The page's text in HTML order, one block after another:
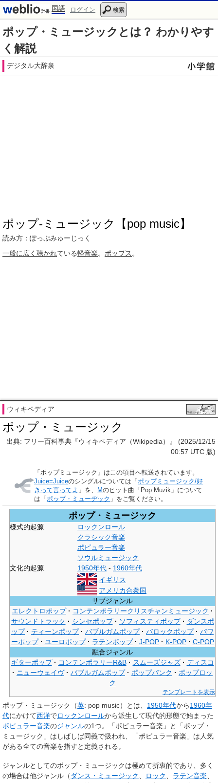
国語 ログイン 検索
ポップ・ミュージックとは？ わかりやす
く解説
デジタル大辞泉
ポップ‐ミュージック【pop music】
読み方：ぽっぷみゅーじっく
一般に広く 聴かれている軽音楽。 ポップス 。
ウィキペディア
ポップ・ミュージック
出典: フリー百科事典『ウィキペディア（Wikipedia）』 (2025/12/15
00:57 UTC 版)
「 ポップミュージック 」はこの項目へ転送されています。
Juice=Juiceのシングルについては「 ポップミュージック/好
きって言ってよ 」を、 Mのヒット曲「Pop Muzik」について
は「 ポップ・ミューヂック 」をご覧ください。
ポップ・ミュージック
様式的起源
ロックンロール
クラシック音楽
ポピュラー音楽
ソウルミュージック
文化的起源
1950年代 - 1960年代
イギリス
アメリカ合衆国
サブジャンル
エレクトロポップ
コンテンポラリークリスチャンミュージック
サウンドトラック
シンセポップ ソフィスティポップ
ダンスポ
ップ
ティーンポップ バブルガムポップ バロックポップ
パワ
ーポップ
ユーロポップ ラテンポップ J-POP K-POP
C-POP
融合ジャンル
ギターポップ
コンテンポラリーR&B スムーズジャズ
ディスコ
ニューウェイヴ
バブルガムポップ ポップパンク
ポップロッ
ク
テンプレートを表示
ポップ・ミュージック （英: pop music）とは、 1950年代から1960年
代にかけて西洋でロックンロールから派生して現代的形態で始まった
ポピュラー音楽のジャンルの1つ。「ポピュラー音楽」と「ポップ・
ミュージック」はしばしば同義で扱われ、「ポピュラー音楽」は人気
がある全ての音楽を指すと定義される。
ジャンルとしてのポップ・ミュージックは極めて折衷的であり、多く
の場合は他ジャンル（ ダンス・ミュージック、 ロック、 ラテン音楽、